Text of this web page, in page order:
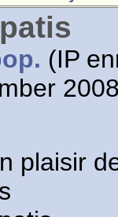
(IP
plaisir